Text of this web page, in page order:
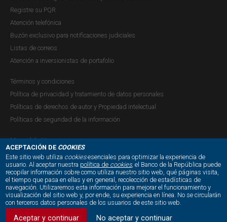
ACEPTACIÓN DE COOKIES
Este sitio web utiliza cookiesesenciales para optimizar la experiencia de
usuario. Al aceptar nuestra política de cookies, el Banco de la República puede
recopilar información sobre como utiliza nuestro sitio web, qué páginas visita,
el tiempo que pasa en ellas y en general, recolección de estadísticas de
navegación. Utilizaremos esta información para mejorar el funcionamiento y
visualización del sitio web y, por ende, su experiencia en línea. No se circularán
con terceros datos personales de los usuarios de este sitio web.
Aceptar y continuar No aceptar y continuar
Registre su PQR
Atención telefónica
Buzón exclusivo para notificaciones judiciales
Listas de correos
Atención a inversionistas de portafolio
Términos y condiciones
Política de privacidad y tratamiento de datos personales
Políticas de derechos de autor y Propiedad intelectual
Políticas de seguridad de la información
Mapa del sitio
NUESTRAS REDES SOCIALES: